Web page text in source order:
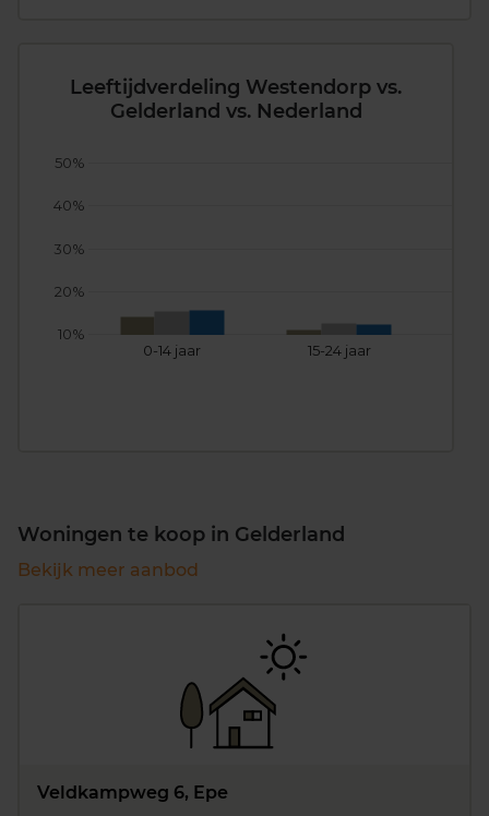
Leeftijdverdeling Westendorp vs.
Gelderland vs. Nederland
0-14 jaar 15-24 jaar
10%
20%
30%
40%
50%
Woningen te koop in Gelderland
Bekijk meer aanbod
Veldkampweg 6, Epe